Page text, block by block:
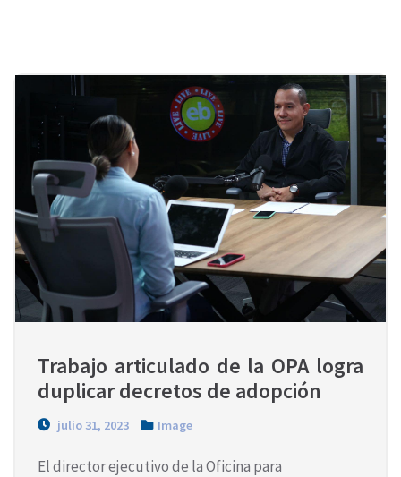
Trabajo articulado de la OPA logra
duplicar decretos de adopción
julio 31, 2023 Image
El director ejecutivo de la Oficina para